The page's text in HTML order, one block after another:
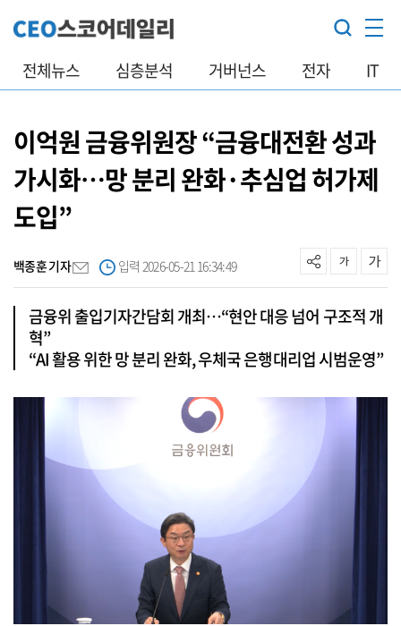
전체뉴스 심층분석 거버넌스 전자 IT
이억원 금융위원장 “금융대전환 성과
가시화…망 분리 완화·추심업 허가제
도입”
백종훈 기자 입력 2026-05-21 16:34:49
금융위 출입기자간담회 개최…“현안 대응 넘어 구조적 개
혁”
“AI 활용 위한 망 분리 완화, 우체국 은행대리업 시범운영”